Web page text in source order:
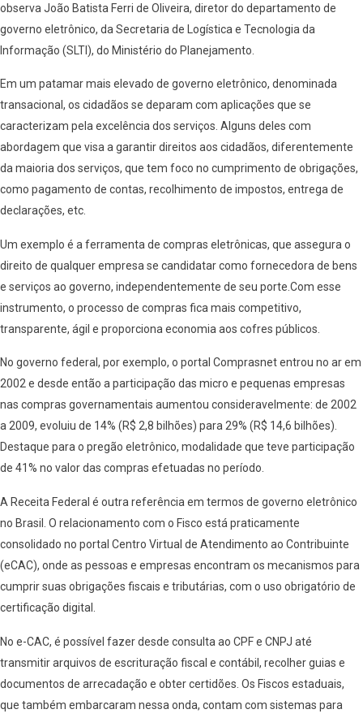
observa João Batista Ferri de Oliveira, diretor do departamento de
governo eletrônico, da Secretaria de Logística e Tecnologia da
Informação (SLTI), do Ministério do Planejamento.
Em um patamar mais elevado de governo eletrônico, denominada
transacional, os cidadãos se deparam com aplicações que se
caracterizam pela excelência dos serviços. Alguns deles com
abordagem que visa a garantir direitos aos cidadãos, diferentemente
da maioria dos serviços, que tem foco no cumprimento de obrigações,
como pagamento de contas, recolhimento de impostos, entrega de
declarações, etc.
Um exemplo é a ferramenta de compras eletrônicas, que assegura o
direito de qualquer empresa se candidatar como fornecedora de bens
e serviços ao governo, independentemente de seu porte.Com esse
instrumento, o processo de compras fica mais competitivo,
transparente, ágil e proporciona economia aos cofres públicos.
No governo federal, por exemplo, o portal Comprasnet entrou no ar em
2002 e desde então a participação das micro e pequenas empresas
nas compras governamentais aumentou consideravelmente: de 2002
a 2009, evoluiu de 14% (R$ 2,8 bilhões) para 29% (R$ 14,6 bilhões).
Destaque para o pregão eletrônico, modalidade que teve participação
de 41% no valor das compras efetuadas no período.
A Receita Federal é outra referência em termos de governo eletrônico
no Brasil. O relacionamento com o Fisco está praticamente
consolidado no portal Centro Virtual de Atendimento ao Contribuinte
(eCAC), onde as pessoas e empresas encontram os mecanismos para
cumprir suas obrigações fiscais e tributárias, com o uso obrigatório de
certificação digital.
No e-CAC, é possível fazer desde consulta ao CPF e CNPJ até
transmitir arquivos de escrituração fiscal e contábil, recolher guias e
documentos de arrecadação e obter certidões. Os Fiscos estaduais,
que também embarcaram nessa onda, contam com sistemas para